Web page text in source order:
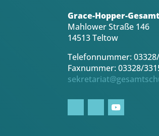
Grace-Hopper-
Mahlower Straße 146
14513 Teltow
Telefonnummer:
Faxnummer: 03328/